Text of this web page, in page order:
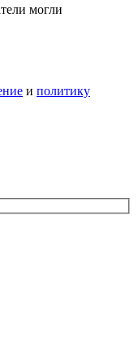
могли
и политику